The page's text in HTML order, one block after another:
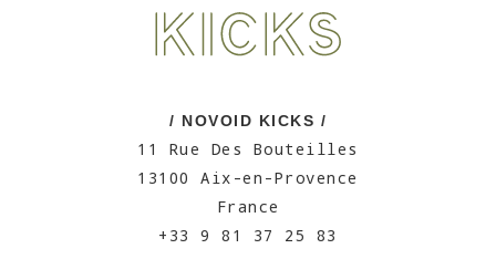
/ NOVOID KICKS /
11 Rue Des Bouteilles
13100 Aix-en-Provence
France
+33 9 81 37 25 83